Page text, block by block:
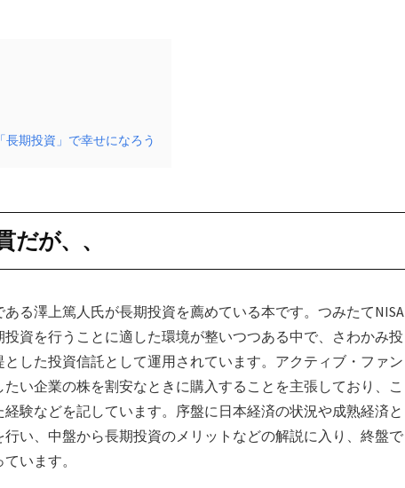
長期投資」で幸せになろう
が、、
る澤上篤人氏が長期投資を薦めている本です。つみたてNISA
資を行うことに適した環境が整いつつある中で、さわかみ投
した投資信託として運用されています。アクティブ・ファン
い企業の株を割安なときに購入することを主張しており、こ
験などを記しています。序盤に日本経済の状況や成熟経済と
い、中盤から長期投資のメリットなどの解説に入り、終盤で
います。